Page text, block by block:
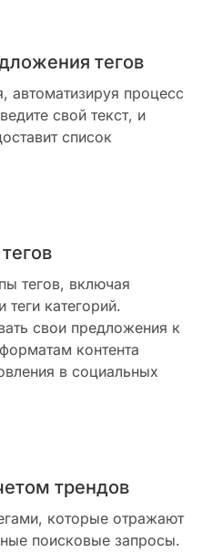
тегов
автоматизируя процесс
свой текст, и
список
тегов, включая
категорий.
свои предложения к
контента
в социальных
трендов
которые отражают
поисковые запросы.